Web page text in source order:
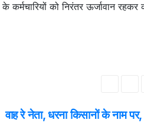
को निरंतर ऊर्जावान रहकर
वाह रे नेता, धरना किसानों के नाम